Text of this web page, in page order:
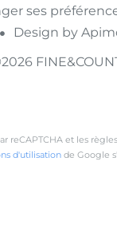
ses
Design by
reCAPTCHA et les
d'utilisationde Google